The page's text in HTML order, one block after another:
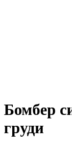
Бомбер
груди